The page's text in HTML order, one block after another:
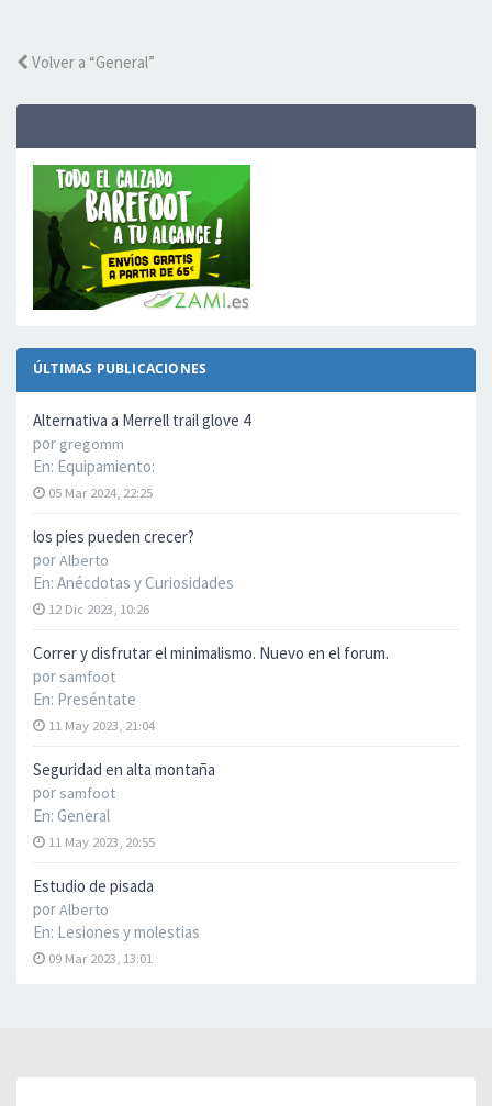
ÚLTIMAS PUBLICACIONES
Alternativa a Merrell trail glove 4
por gregomm
En: Equipamiento:
05 Mar 2024, 22:25
los pies pueden crecer?
porAlberto
En: Anécdotas y Curiosidades
12 Dic 2023, 10:26
Correr y disfrutar el minimalismo. Nuevo en el forum.
por samfoot
En: Preséntate
11 May 2023, 21:04
Seguridad en alta montaña
por samfoot
En: General
11 May 2023, 20:55
Estudio de pisada
porAlberto
En: Lesiones y molestias
09 Mar 2023, 13:01
Volver a “General”